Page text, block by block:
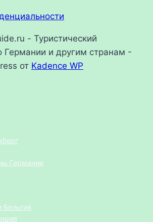
- Туристический
Германии и другим странам -
от Kadence WP
Германии